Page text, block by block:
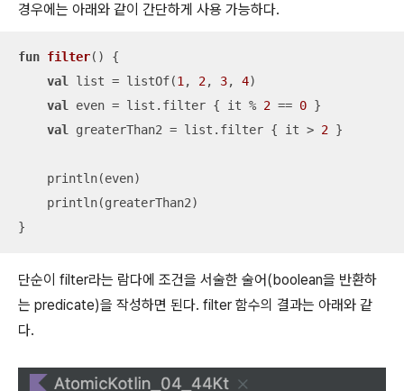
경우에는 아래와 같이 간단하게 사용 가능하다.
fun filter()
{
val
list = listOf(1 , 2, 3, 4)
val
even = list.filter { it % 2 == 0 }
val
greaterThan2 = list.filter { it > 2 }
    println(even)
    println(greaterThan2)
}
단순이 filter라는 람다에 조건을 서술한 술어(boolean을 반환하
는 predicate)을 작성하면 된다. filter 함수의 결과는 아래와 같
다.